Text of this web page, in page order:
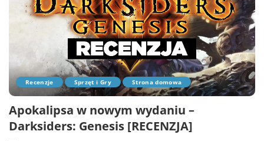
Recenzje Sprzęt i Gry Strona domowa
Apokalipsa w nowym wydaniu –
Darksiders: Genesis [RECENZJA]